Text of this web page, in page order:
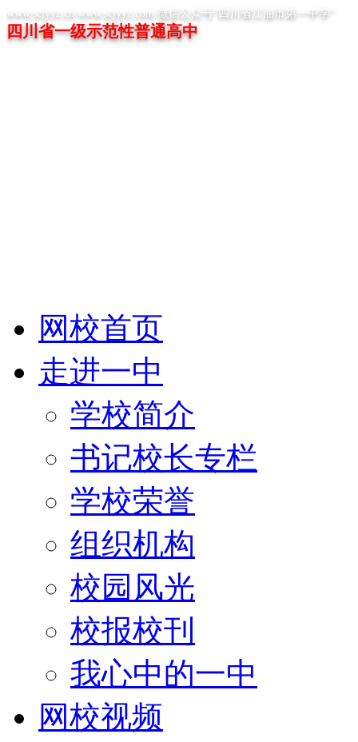
www.scjyyz.cn www.scjyyz.com 微信公众号“四川省江油市第一中学”
四川省一级示范性普通高中
网校首页
走进一中
学校简介
书记校长专栏
学校荣誉
组织机构
校园风光
校报校刊
我心中的一中
网校视频